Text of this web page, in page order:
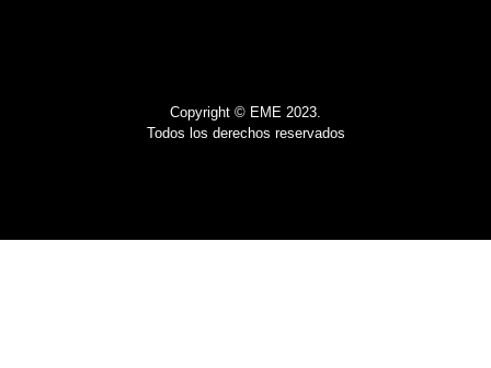
Copyright © EME 2023.
Todos los derechos reservados